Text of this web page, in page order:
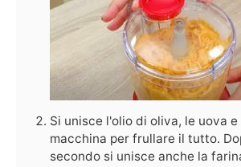
Si unisce l'olio di oliva, le uova e
macchina per frullare il tutto.
secondo si unisce anche la